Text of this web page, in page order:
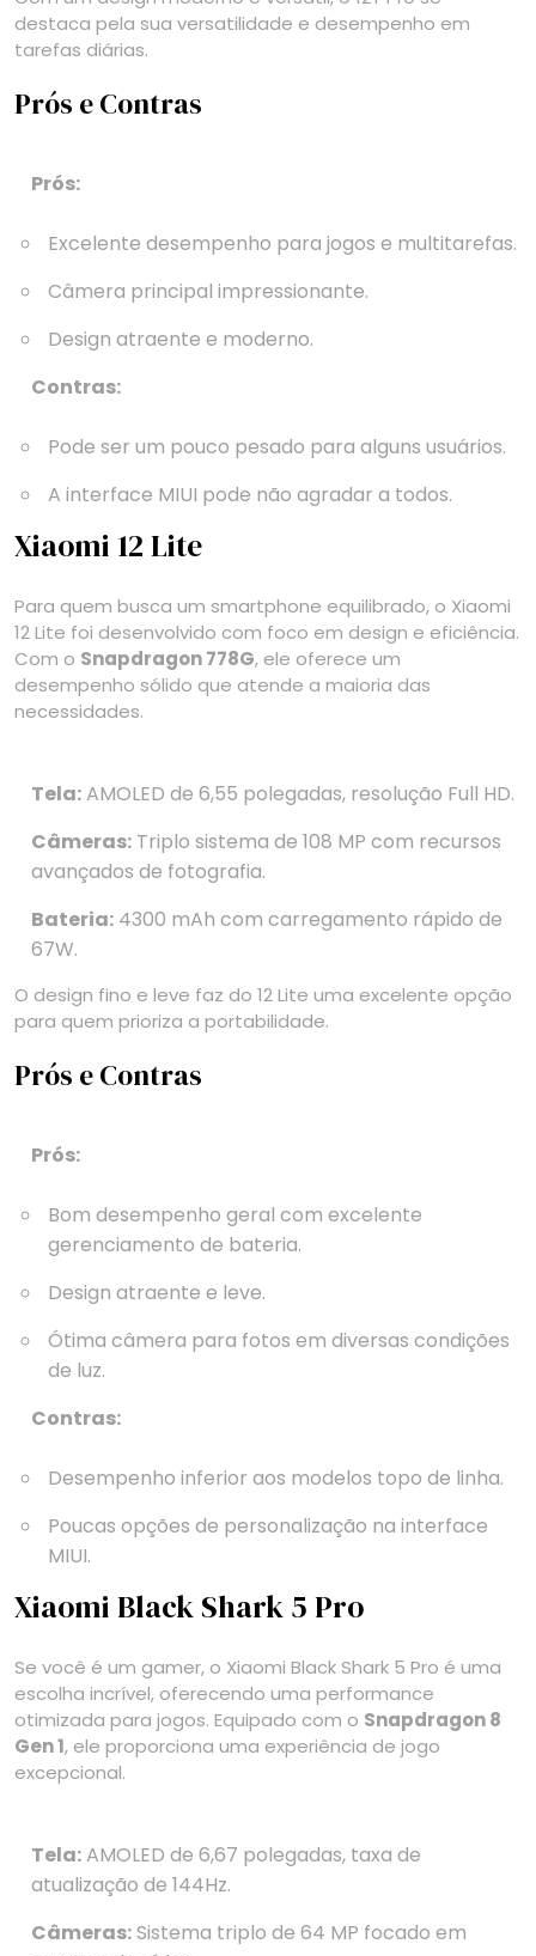
destaca pela sua versatilidade e desempenho em
tarefas diárias.
Prós e Contras
Prós:
Excelente desempenho para jogos e multitarefas.
Câmera principal impressionante.
Design atraente e moderno.
Contras:
Pode ser um pouco pesado para alguns usuários.
A interface MIUI pode não agradar a todos.
Xiaomi 12 Lite
Para quem busca um smartphone equilibrado, o Xiaomi
12 Lite foi desenvolvido com foco em design e eficiência.
Com o Snapdragon 778G, ele oferece um
desempenho sólido que atende a maioria das
necessidades.
Tela:AMOLED de 6,55 polegadas, resolução Full HD.
Câmeras: Triplo sistema de 108 MP com recursos
avançados de fotografia.
Bateria: 4300 mAh com carregamento rápido de
67W.
O design fino e leve faz do 12 Lite uma excelente opção
para quem prioriza a portabilidade.
Prós e Contras
Prós:
Bom desempenho geral com excelente
gerenciamento de bateria.
Design atraente e leve.
Ótima câmera para fotos em diversas condições
de luz.
Contras:
Desempenho inferior aos modelos topo de linha.
Poucas opções de personalização na interface
MIUI.
Xiaomi Black Shark 5 Pro
Se você é um gamer, o Xiaomi Black Shark 5 Pro é uma
escolha incrível, oferecendo uma performance
otimizada para jogos. Equipado com o Snapdragon 8
Gen 1, ele proporciona uma experiência de jogo
excepcional.
Tela:AMOLED de 6,67 polegadas, taxa de
atualização de 144Hz.
Câmeras:Sistema triplo de 64 MP focado em